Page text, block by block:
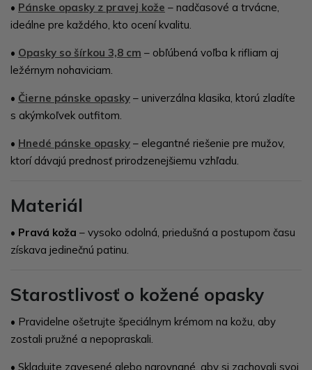
• Pánske opasky z pravej kože – nadčasové a trvácne,
ideálne pre každého, kto ocení kvalitu.
• Opasky so šírkou 3,8 cm – obľúbená voľba k rifliam aj
ležérnym nohaviciam.
• Čierne pánske opasky – univerzálna klasika, ktorú zladíte
s akýmkoľvek outfitom.
• Hnedé pánske opasky – elegantné riešenie pre mužov,
ktorí dávajú prednosť prirodzenejšiemu vzhľadu.
Materiál
• Pravá koža – vysoko odolná, priedušná a postupom času
získava jedinečnú patinu.
Starostlivosť o kožené opasky
• Pravidelne ošetrujte špeciálnym krémom na kožu, aby
zostali pružné a nepopraskali.
• Skladujte zavesené alebo narovnané, aby si zachovali svoj